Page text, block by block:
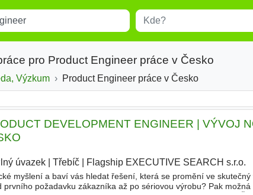
Místo
pro Product Engineer práce v Česko
Výzkum Product Engineer práce v Česko
DEVELOPMENT ENGINEER | VÝVOJ
úvazek Třebíč Flagship EXECUTIVE SEARCH s.r.o.
myšlení a baví vás hledat řešení, která se promění ve
prvního požadavku zákazníka až po sériovou výrobu? Pak